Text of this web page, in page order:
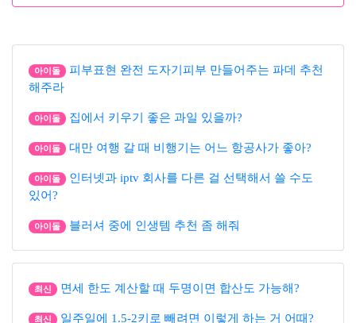
아이돌
피부표현 완전 도자기피부 만들어주는 파데 추천
해주라
아이돌 집에서 키우기 좋은 과일 있을까?
아이돌 대만 여행 갈 때 비행기는 어느 항공사가 좋아?
아이돌
인터넷과 iptv 회사를 다른 걸 선택해서 쓸 수도
있어?
아이돌 블러셔 중에 인생템 추천 좀 해줘
최신 면세 한도 계산할 때 두명이면 합산도 가능해?
최신 일주일에 1.5-2키로 빼려면 이렇게 하는 거 어때?